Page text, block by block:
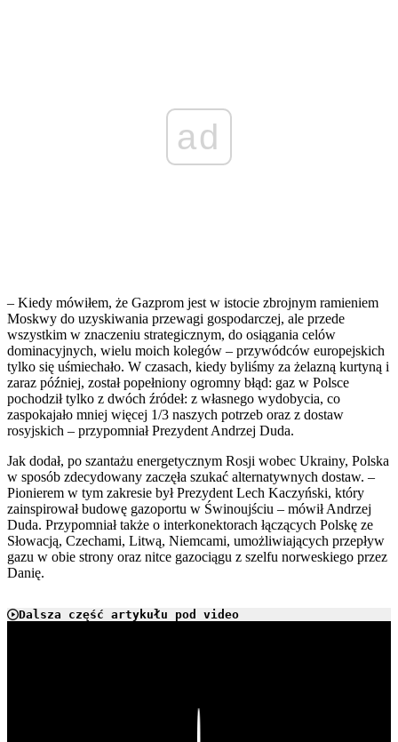
ad
– Kiedy mówiłem, że Gazprom jest w istocie zbrojnym ramieniem
Moskwy do uzyskiwania przewagi gospodarczej, ale przede
wszystkim w znaczeniu strategicznym, do osiągania celów
dominacyjnych, wielu moich kolegów – przywódców europejskich
tylko się uśmiechało. W czasach, kiedy byliśmy za żelazną kurtyną i
zaraz później, został popełniony ogromny błąd: gaz w Polsce
pochodził tylko z dwóch źródeł: z własnego wydobycia, co
zaspokajało mniej więcej 1/3 naszych potrzeb oraz z dostaw
rosyjskich – przypomniał Prezydent Andrzej Duda.
Jak dodał, po szantażu energetycznym Rosji wobec Ukrainy, Polska
w sposób zdecydowany zaczęła szukać alternatywnych dostaw. –
Pionierem w tym zakresie był Prezydent Lech Kaczyński, który
zainspirował budowę gazoportu w Świnoujściu – mówił Andrzej
Duda. Przypomniał także o interkonektorach łączących Polskę ze
Słowacją, Czechami, Litwą, Niemcami, umożliwiających przepływ
gazu w obie strony oraz nitce gazociągu z szelfu norweskiego przez
Danię.
Dalsza część artykułu pod video